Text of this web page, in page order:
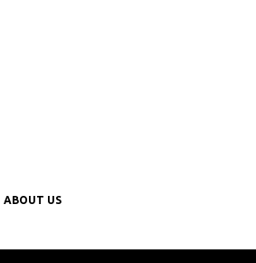
ABOUT US